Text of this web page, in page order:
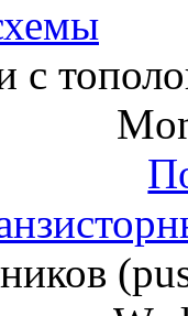
с